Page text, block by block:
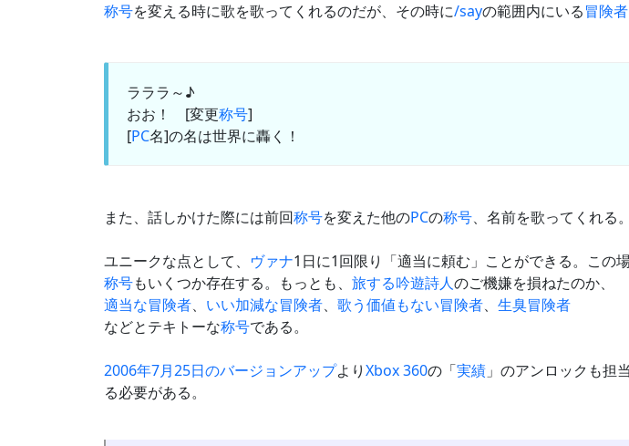
称号を変える時に歌を歌ってくれるのだが、その時に/sayの範囲内にいる冒険者
ラララ～♪
おお！ [変更称号]
[PC名]の名は世界に轟く！
また、話しかけた際には前回称号を変えた他のPCの称号、名前を歌ってくれる。
ユニークな点として、 ヴァナ1日に1回限り「適当に頼む」ことができる。この
称号もいくつか存在する。もっとも、 旅する吟遊詩人のご機嫌を損ねたのか、
適当な冒険者、 いい加減な冒険者、 歌う価値もない冒険者、 生臭冒険者
などとテキトーな称号である。
2006年7月25日のバージョンアップよりXbox 360の「実績 」のアンロックも担
る必要がある。